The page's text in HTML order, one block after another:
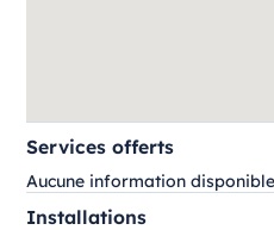
Services offerts
Aucune information
Installations